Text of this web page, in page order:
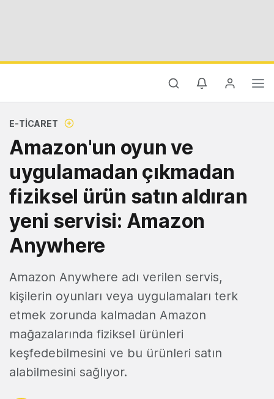
E-TICARET
Amazon'un oyun ve
uygulamadan çıkmadan
fiziksel ürün satın aldıran
yeni servisi: Amazon
Anywhere
Amazon Anywhere adı verilen servis,
kişilerin oyunları veya uygulamaları terk
etmek zorunda kalmadan Amazon
mağazalarında fiziksel ürünleri
keşfedebilmesini ve bu ürünleri satın
alabilmesini sağlıyor.